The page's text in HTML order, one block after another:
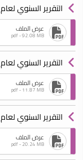
التقرير السنوي لعام 2025
عرض الملف
pdf - 92.08 MB
التقرير السنوي لعام 2024
عرض الملف
pdf - 11.87 MB
التقرير السنوي لعام 2023
عرض الملف
pdf - 20.24 MB